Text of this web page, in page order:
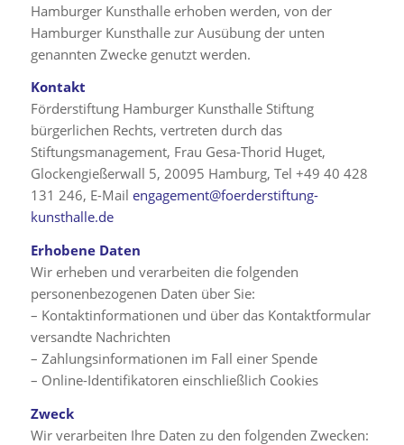
Hamburger Kunsthalle erhoben werden, von der
Hamburger Kunsthalle zur Ausübung der unten
genannten Zwecke genutzt werden.
Kontakt
Förderstiftung Hamburger Kunsthalle Stiftung
bürgerlichen Rechts, vertreten durch das
Stiftungsmanagement, Frau Gesa-Thorid Huget,
Glockengießerwall 5, 20095 Hamburg, Tel +49 40 428
131 246, E-Mail engagement@foerderstiftung-
kunsthalle.de
Erhobene Daten
Wir erheben und verarbeiten die folgenden
personenbezogenen Daten über Sie:
– Kontaktinformationen und über das Kontaktformular
versandte Nachrichten
– Zahlungsinformationen im Fall einer Spende
– Online-Identifikatoren einschließlich Cookies
Zweck
Wir verarbeiten Ihre Daten zu den folgenden Zwecken: